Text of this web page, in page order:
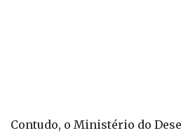
Contudo, o Ministério do